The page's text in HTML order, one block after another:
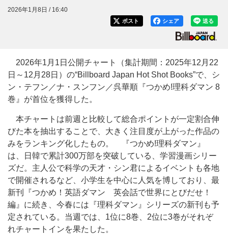
2026年1月8日 / 16:40
送る
シェア
ポスト
2026年1月1日公開チャート（集計期間：2025年12月22
日～12月28日）の“Billboard Japan Hot Shot Books”で、シ
ン・テフン／ナ・スンフン／呉華順『つかめ!理科ダマン 8
巻』が首位を獲得した。
本チャートは前週と比較して総合ポイントが一定割合伸
びた本を抽出することで、大きく注目度が上がった作品の
みをランキング化したもの。
『つかめ!理科ダマン』
は、日韓で累計300万部を突破している、学習漫画シリー
ズだ。主人公で科学の天才・シン君によるイベントも各地
で開催されるなど、小学生を中心に人気を博しており、最
新刊『つかめ！英語ダマン 英会話で世界にとびだせ！
編』に続き、今春には『理科ダマン』シリーズの新刊も予
定されている。当週では、1位に8巻、2位に3巻がそれぞ
れチャートインを果たした。